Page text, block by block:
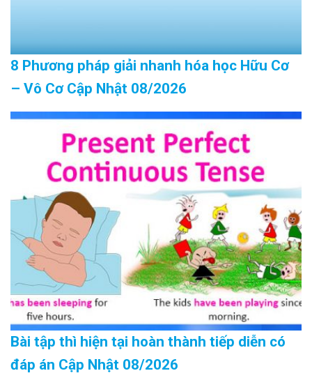
8 Phương pháp giải nhanh hóa học Hữu Cơ
– Vô Cơ Cập Nhật 08/2026
Bài tập thì hiện tại hoàn thành tiếp diễn có
đáp án Cập Nhật 08/2026